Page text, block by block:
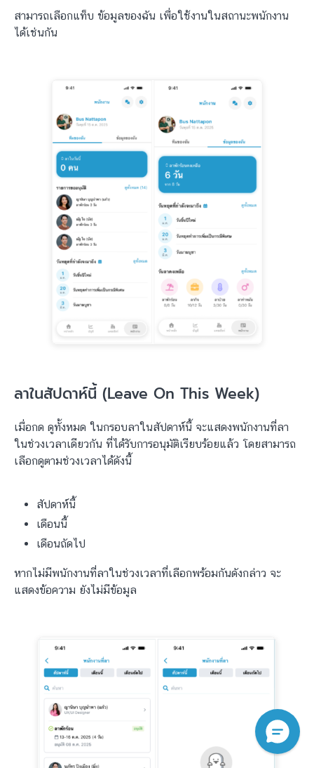
สามารถเลือกแท็บ ข้อมูลของฉัน เพื่อใช้งานในสถานะพนักงาน
ได้เช่นกัน
ลาในสัปดาห์นี้ (Leave On This Week)
เมื่อกด ดูทั้งหมด ในกรอบลาในสัปดาห์นี้ จะแสดงพนักงานที่ลา
ในช่วงเวลาเดียวกัน ที่ได้รับการอนุมัติเรียบร้อยแล้ว โดยสามารถ
เลือกดูตามช่วงเวลาได้ดังนี้
สัปดาห์นี้
เดือนนี้
เดือนถัดไป
หากไม่มีพนักงานที่ลาในช่วงเวลาที่เลือกพร้อมกันดังกล่าว จะ
แสดงข้อความ ยังไม่มีข้อมูล